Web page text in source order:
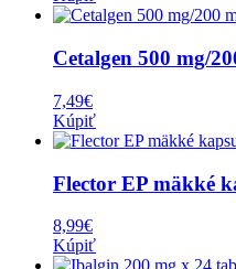
Cetalgen 500 mg/
7,49€
Kúpiť
Flector EP mäkké
8,99€
Kúpiť